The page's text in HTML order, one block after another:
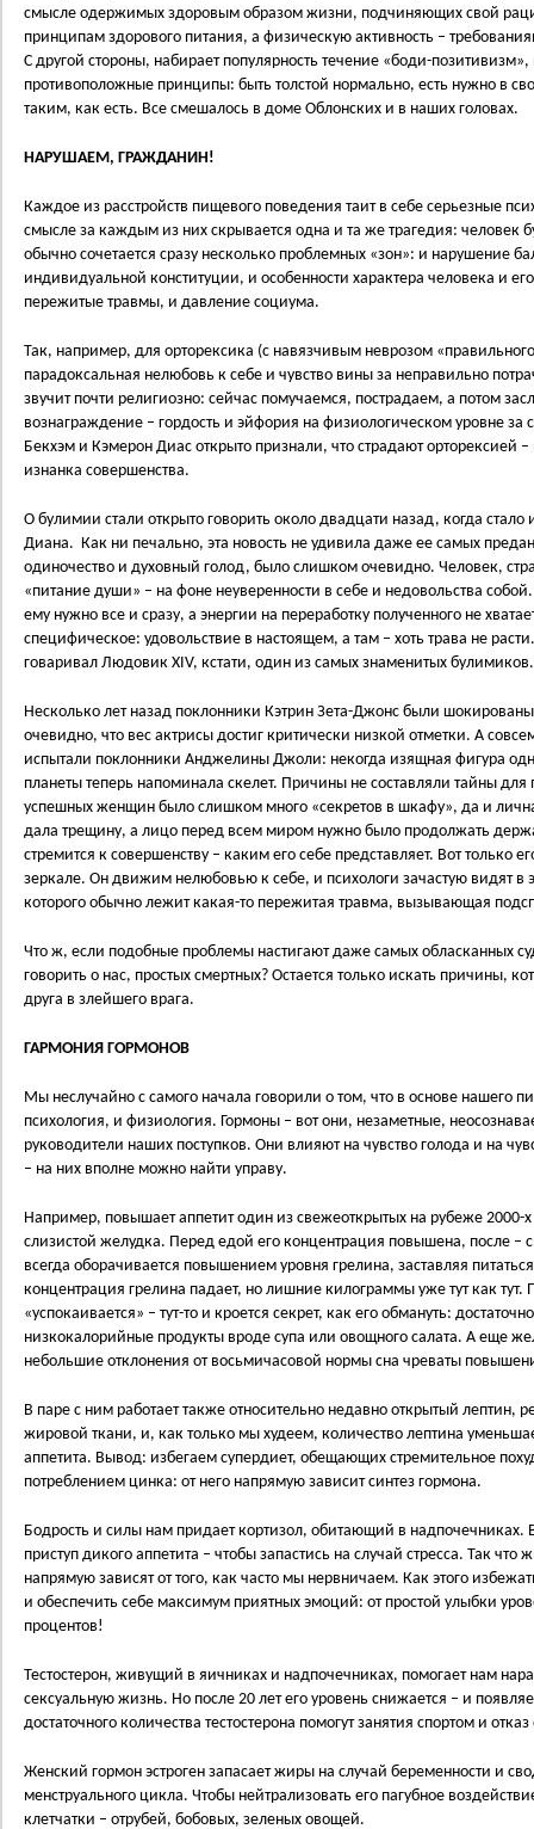
смысле одержимых здоровым образом жизни, подчиняющих свой
принципам здорового питания, а физическую активность –
С другой стороны, набирает популярность течение «боди-
противоположные принципы: быть толстой нормально, есть нужно в
таким, как есть. Все смешалось в доме Облонских и в наших головах.
НАРУШАЕМ, ГРАЖДАНИН!
Каждое из расстройств пищевого поведения таит в себе серьезные
смысле за каждым из них скрывается одна и та же трагедия: человек
обычно сочетается сразу несколько проблемных «зон»: и нарушение
индивидуальной конституции, и особенности характера человека и
пережитые травмы, и давление социума.
Так, например, для орторексика (с навязчивым неврозом
парадоксальная нелюбовь к себе и чувство вины за неправильно
звучит почти религиозно: сейчас помучаемся, пострадаем, а потом
вознаграждение – гордость и эйфория на физиологическом уровне за
Бекхэм и Кэмерон Диас открыто признали, что страдают орторексией
изнанка совершенства.
О булимии стали открыто говорить около двадцати назад, когда стало
Диана. Как ни печально, эта новость не удивила даже ее самых
одиночество и духовный голод, было слишком очевидно. Человек,
«питание души» – на фоне неуверенности в себе и недовольства
ему нужно все и сразу, а энергии на переработку полученного не
специфическое: удовольствие в настоящем, а там – хоть трава не
говаривал Людовик XIV, кстати, один из самых знаменитых булимиков.
Несколько лет назад поклонники Кэтрин Зета-Джонс были
очевидно, что вес актрисы достиг критически низкой отметки. А
испытали поклонники Анджелины Джоли: некогда изящная фигура
планеты теперь напоминала скелет. Причины не составляли тайны для
успешных женщин было слишком много «секретов в шкафу», да и
дала трещину, а лицо перед всем миром нужно было продолжать
стремится к совершенству – каким его себе представляет. Вот только
зеркале. Он движим нелюбовью к себе, и психологи зачастую видят в
которого обычно лежит какая-то пережитая травма, вызывающая
Что ж, если подобные проблемы настигают даже самых обласканных
говорить о нас, простых смертных? Остается только искать причины,
друга в злейшего врага.
ГАРМОНИЯ ГОРМОНОВ
Мы неслучайно с самого начала говорили о том, что в основе нашего
психология, и физиология. Гормоны – вот они, незаметные,
руководители наших поступков. Они влияют на чувство голода и на
– на них вполне можно найти управу.
Например, повышает аппетит один из свежеоткрытых на рубеже
слизистой желудка. Перед едой его концентрация повышена, после –
всегда оборачивается повышением уровня грелина, заставляя
концентрация грелина падает, но лишние килограммы уже тут как
«успокаивается» – тут-то и кроется секрет, как его обмануть:
низкокалорийные продукты вроде супа или овощного салата. А еще
небольшие отклонения от восьмичасовой нормы сна чреваты
В паре с ним работает также относительно недавно открытый лептин,
жировой ткани, и, как только мы худеем, количество лептина
аппетита. Вывод: избегаем супердиет, обещающих стремительное
потреблением цинка: от него напрямую зависит синтез гормона.
Бодрость и силы нам придает кортизол, обитающий в надпочечниках.
приступ дикого аппетита – чтобы запастись на случай стресса. Так
напрямую зависят от того, как часто мы нервничаем. Как этого
и обеспечить себе максимум приятных эмоций: от простой улыбки
процентов!
Тестостерон, живущий в яичниках и надпочечниках, помогает нам
сексуальную жизнь. Но после 20 лет его уровень снижается – и
достаточного количества тестостерона помогут занятия спортом и
Женский гормон эстроген запасает жиры на случай беременности и
менструального цикла. Чтобы нейтрализовать его пагубное
клетчатки – отрубей, бобовых, зеленых овощей.